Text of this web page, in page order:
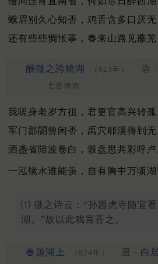
蛾眉别久心知否，鸡舌含多口厌无
还有些些惆怅事，春来山路见蘼芜
酬微之誇镜湖 （823年） 唐 ·
七言律诗
我嗟身老岁方徂，君更官高兴转孤
军门郡閤曾闲否，禹穴耶溪得到无
酒盏省陪波卷白，骰盘思共彩呼卢
一泓镜水谁能羡，自有胸中万顷湖
⑴ 微之诗云：“孙园虎寺随宜
湖。”故以此戏言荅之。
春题湖上 （824年） 唐 · 白